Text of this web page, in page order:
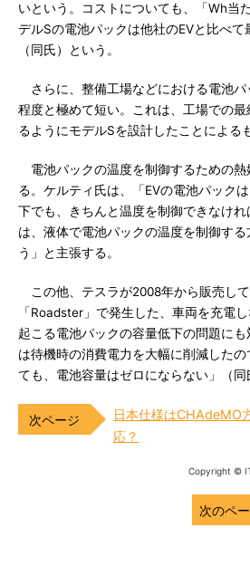
いという。コストについても、「Wh当
デルSの電池パックは他社のEVと比べて
（同氏）という。
さらに、整備工場などにおける電池パ
程度と極めて短い。これは、工場での最
るようにモデルSを設計したことによる
電池パックの温度を制御するための熱
る。ケルティ氏は、「EVの電池パック
下でも、きちんと温度を制御できなけ
は、液体で電池パックの温度を制御す
う」と主張する。
この他、テスラが2008年から販売し
「Roadster」で発生した、車両を充電
起こる電池パックの容量低下の問題に
は待機時の消費電力を大幅に削減した
ても、電池容量はゼロにならない」（同
日本仕様はCHAdeMO
応？
Copyright ©
次のペ